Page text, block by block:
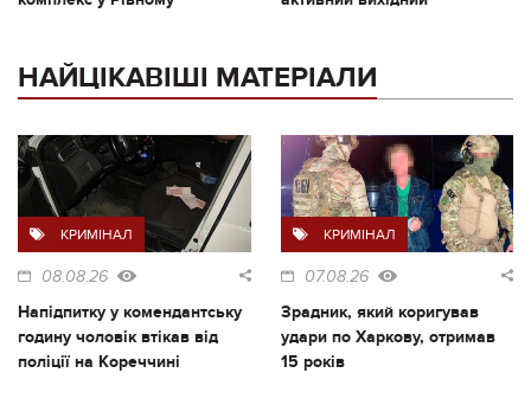
НАЙЦІКАВІШІ МАТЕРІАЛИ
КРИМІНАЛ
08.08.26
Напідпитку у комендантську
годину чоловік втікав від
поліції на Кореччині
КРИМІНАЛ
07.08.26
Зрадник, який коригував
удари по Харкову, отримав
15 років